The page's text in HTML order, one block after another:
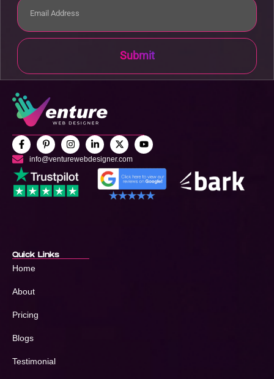
Submit
info@venturewebdesigner.com
Quick Links
Home
About
Pricing
Blogs
Testimonial